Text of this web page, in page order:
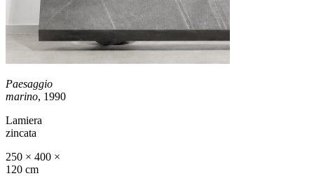
Paesaggio
marino, 1990
Lamiera
zincata
250 × 400 ×
120 cm